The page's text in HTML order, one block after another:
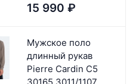
15 990 ₽
Мужское поло
длинный рукав
Pierre Cardin C5
30165.3011/1107